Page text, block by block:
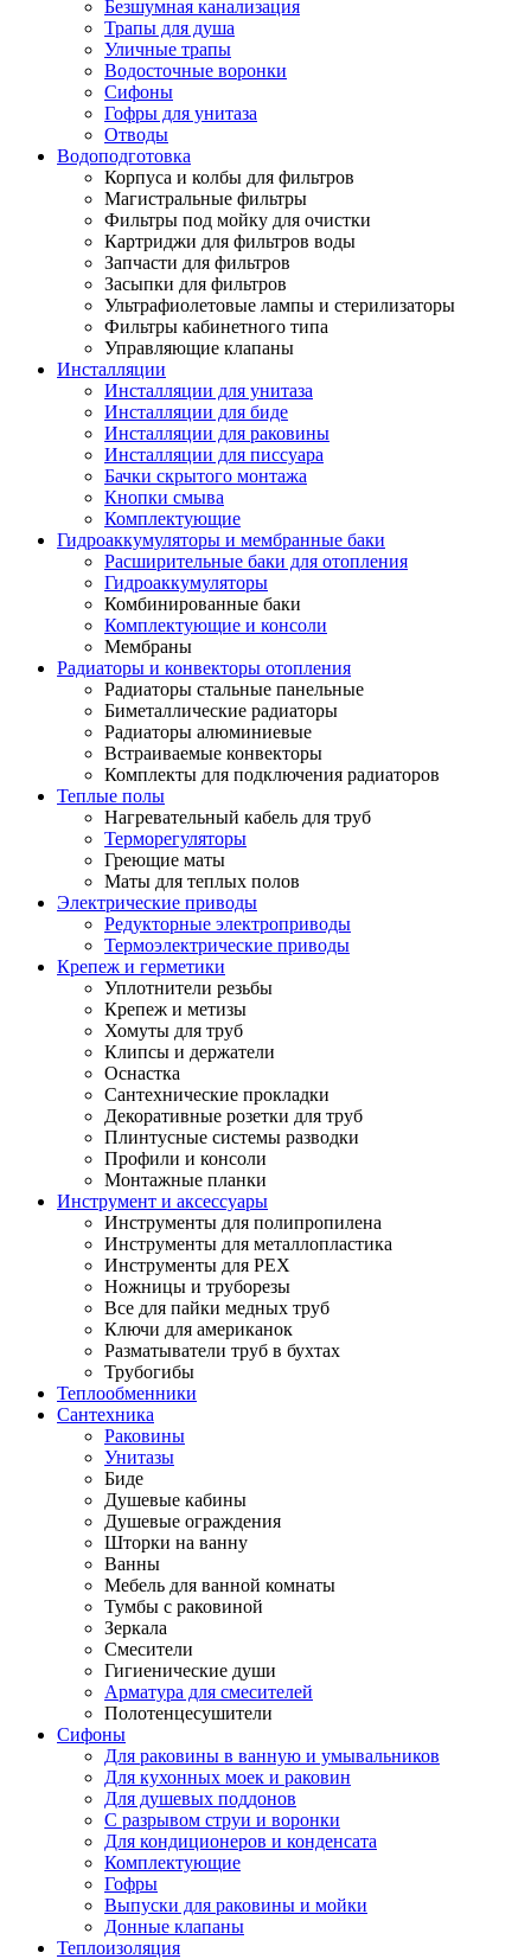
Безшумная канализация
Трапы для душа
Уличные трапы
Водосточные воронки
Сифоны
Гофры для унитаза
Отводы
Водоподготовка
Корпуса и колбы для фильтров
Магистральные фильтры
Фильтры под мойку для очистки
Картриджи для фильтров воды
Запчасти для фильтров
Засыпки для фильтров
Ультрафиолетовые лампы и стерилизаторы
Фильтры кабинетного типа
Управляющие клапаны
Инсталляции
Инсталляции для унитаза
Инсталляции для биде
Инсталляции для раковины
Инсталляции для писсуара
Бачки скрытого монтажа
Кнопки смыва
Комплектующие
Гидроаккумуляторы и мембранные баки
Расширительные баки для отопления
Гидроаккумуляторы
Комбинированные баки
Комплектующие и консоли
Мембраны
Радиаторы и конвекторы отопления
Радиаторы стальные панельные
Биметаллические радиаторы
Радиаторы алюминиевые
Встраиваемые конвекторы
Комплекты для подключения радиаторов
Теплые полы
Нагревательный кабель для труб
Терморегуляторы
Греющие маты
Маты для теплых полов
Электрические приводы
Редукторные электроприводы
Термоэлектрические приводы
Крепеж и герметики
Уплотнители резьбы
Крепеж и метизы
Хомуты для труб
Клипсы и держатели
Оснастка
Сантехнические прокладки
Декоративные розетки для труб
Плинтусные системы разводки
Профили и консоли
Монтажные планки
Инструмент и аксессуары
Инструменты для полипропилена
Инструменты для металлопластика
Инструменты для PEX
Ножницы и труборезы
Все для пайки медных труб
Ключи для американок
Разматыватели труб в бухтах
Трубогибы
Теплообменники
Сантехника
Раковины
Унитазы
Биде
Душевые кабины
Душевые ограждения
Шторки на ванну
Ванны
Мебель для ванной комнаты
Тумбы с раковиной
Зеркала
Смесители
Гигиенические души
Арматура для смесителей
Полотенцесушители
Сифоны
Для раковины в ванную и умывальников
Для кухонных моек и раковин
Для душевых поддонов
С разрывом струи и воронки
Для кондиционеров и конденсата
Комплектующие
Гофры
Выпуски для раковины и мойки
Донные клапаны
Теплоизоляция